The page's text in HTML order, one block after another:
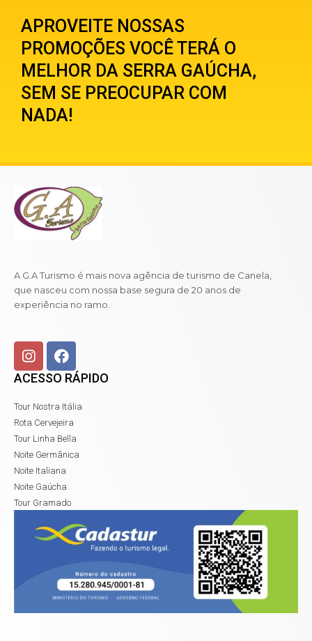
APROVEITE NOSSAS
PROMOÇÕES VOCÊ TERÁ O
MELHOR DA SERRA GAÚCHA,
SEM SE PREOCUPAR COM
NADA!
A G.A Turismo é mais nova agência de turismo de Canela,
que nasceu com nossa base segura de 20 anos de
experiência no ramo.
ACESSO RÁPIDO
Tour Nostra Itália
Rota Cervejeira
Tour Linha Bella
Noite Germânica
Noite Italiana
Noite Gaúcha
Tour Gramado